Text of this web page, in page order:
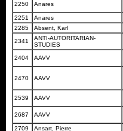
2250 Anares
2251 Anares
2285
Absent, Karl
2341
ANTI-AUTORITARIAN-
STUDIES
2404 AAVV
2470 AAVV
2539 AAVV
2687 AAVV
2709 Ansart, Pierre